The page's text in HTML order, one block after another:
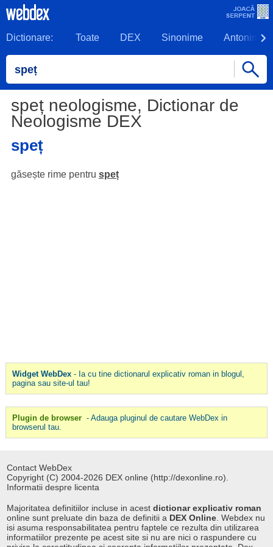
Dictionare: Toate DEX Sinonime Antonime
speț neologisme, Dictionar de
Neologisme DEX
speț
găsește rime pentru speț
Widget WebDex- Ia cu tine dictionarul explicativ roman in blogul,
pagina sau site-ul tau!
Plugin de browser - Adauga pluginul de cautare WebDex in
browserul tau.
Contact WebDex
Copyright (C) 2004-2026 DEX online (http://dexonline.ro).
Informatii despre licenta
Majoritatea definitiilor incluse in acestdictionar explicativ roman
online sunt preluate din baza de definitii a DEX Online . Webdex nu
isi asuma responsabilitatea pentru faptele ce rezulta din utilizarea
informatiilor prezente pe acest site si nu are nici o raspundere cu